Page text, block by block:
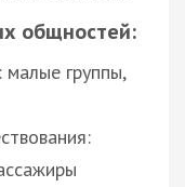
общностей:
малые группы,